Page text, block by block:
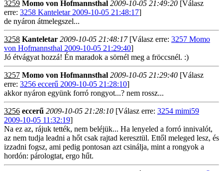
3259 Momo von Hofmannsthal 2009-10-05 21:49:20 [Válasz
erre: 3258 Kanteletar 2009-10-05 21:48:17]
de nyáron átmelegszel...
3258 Kanteletar 2009-10-05 21:48:17[Válasz erre: 3257 Momo
von Hofmannsthal 2009-10-05 21:29:40]
Jó étvágyat hozzá! Én maradok a sörnél meg a fröccsnél. :)
3257 Momo von Hofmannsthal 2009-10-05 21:29:40 [Válasz
erre: 3256 eccerű 2009-10-05 21:28:10]
akkor nyáron együnk forró rongyot...? nem rossz...
3256 eccerű 2009-10-05 21:28:10 [Válasz erre: 3254 mimi59
2009-10-05 11:32:19]
Na ez az, rájuk tették, nem beléjük... Ha lenyeled a forró innivalót,
az nem tudja leadni a hőt csak rajtad keresztül. Ettől meleged lesz, és
izzadni fogsz, ami pedig pontosan azt csinálja, mint a rongyok a
hordón: párologtat, ergo hűt.